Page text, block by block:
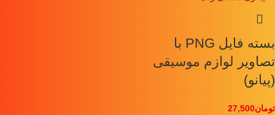
بسته فایل PNG با
تصاویر لوازم موسیقی
(پیانو)
تومان27,500